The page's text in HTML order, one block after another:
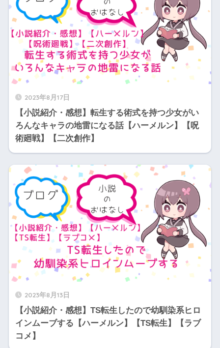
2023年8月17日
【小説紹介・感想】転生する術式を持つ少女がい
ろんなキャラの地雷になる話【ハーメルン】【呪
術廻戦】【二次創作】
2023年8月13日
【小説紹介・感想】TS転生したので幼馴染系ヒロ
インムーブする【ハーメルン】【TS転生】【ラブ
コメ】